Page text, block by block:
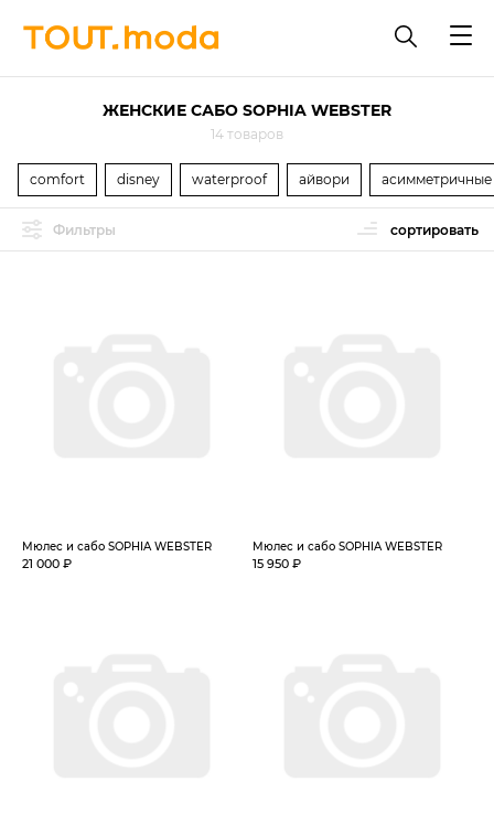
ЖЕНСКИЕ САБО SOPHIA WEBSTER
14 товаров
comfort disney waterproof айвори асимметричные
Фильтры сортировать
Мюлес и сабо SOPHIA WEBSTER
21 000 ₽
Мюлес и сабо SOPHIA WEBSTER
15 950 ₽